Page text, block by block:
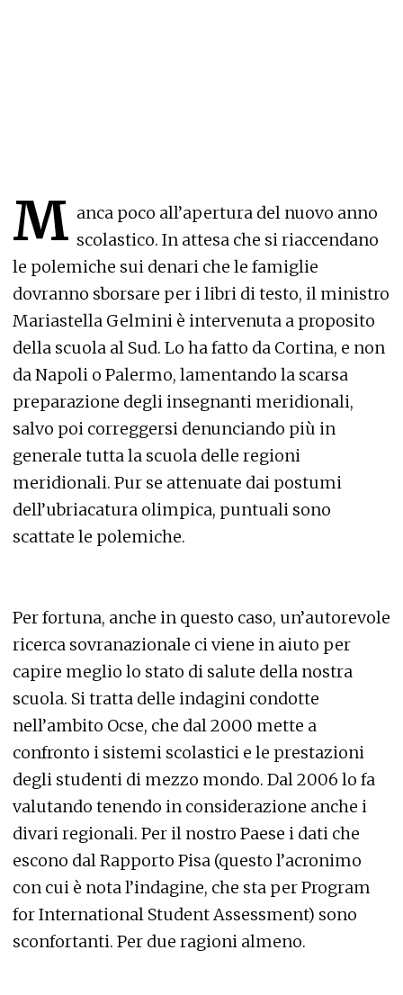
M anca poco all’apertura del nuovo anno
scolastico. In attesa che si riaccendano
le polemiche sui denari che le famiglie
dovranno sborsare per i libri di testo, il ministro
Mariastella Gelmini è intervenuta a proposito
della scuola al Sud. Lo ha fatto da Cortina, e non
da Napoli o Palermo, lamentando la scarsa
preparazione degli insegnanti meridionali,
salvo poi correggersi denunciando più in
generale tutta la scuola delle regioni
meridionali. Pur se attenuate dai postumi
dell’ubriacatura olimpica, puntuali sono
scattate le polemiche.
Per fortuna, anche in questo caso, un’autorevole
ricerca sovranazionale ci viene in aiuto per
capire meglio lo stato di salute della nostra
scuola. Si tratta delle indagini condotte
nell’ambito Ocse, che dal 2000 mette a
confronto i sistemi scolastici e le prestazioni
degli studenti di mezzo mondo. Dal 2006 lo fa
valutando tenendo in considerazione anche i
divari regionali. Per il nostro Paese i dati che
escono dal Rapporto Pisa (questo l’acronimo
con cui è nota l’indagine, che sta per Program
for International Student Assessment) sono
sconfortanti. Per due ragioni almeno.